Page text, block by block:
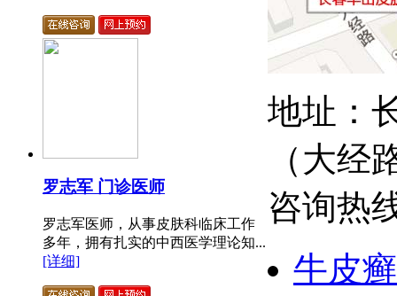
罗志军 门诊医师
罗志军医师，从事皮肤科临床工作
多年，拥有扎实的中西医学理论知...
[详细]
地址：
（大经
咨询热
牛皮癣